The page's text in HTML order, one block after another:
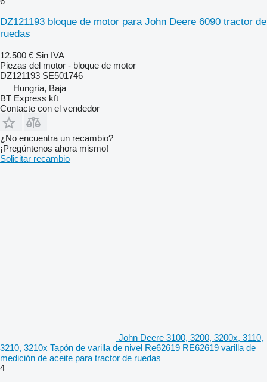
DZ121193 bloque de motor para John Deere 6090 tractor de
ruedas
12.500 € Sin IVA
Piezas del motor - bloque de motor
DZ121193 SE501746
Hungría, Baja
BT Express kft
Contacte con el vendedor
¿No encuentra un recambio?
¡Pregúntenos ahora mismo!
Solicitar recambio
John Deere 3100, 3200, 3200x, 3110,
3210, 3210x Tapón de varilla de nivel Re62619 RE62619 varilla de
medición de aceite para tractor de ruedas
4